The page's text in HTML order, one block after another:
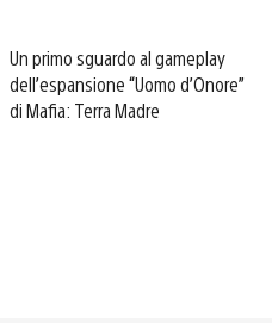
Un primo sguardo al gameplay
dell’espansione “Uomo d’Onore”
di Mafia: Terra Madre